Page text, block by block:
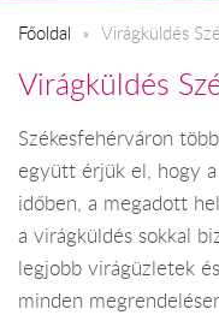
Főoldal Virágküldés
Virágküldés
Székesfehérváron
együtt érjük el, hogy
időben, a megadott
a virágküldés sokkal
legjobb virágüzletek
minden